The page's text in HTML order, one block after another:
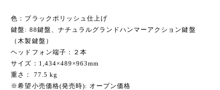
色：ブラックポリッシュ仕上げ
鍵盤: 88鍵盤、ナチュラルグランドハンマーアクション鍵盤
（木製鍵盤）
ヘッドフォン端子：２本
サイズ：1,434×489×963mm
重さ： 77.5 kg
※希望小売価格(発売時): オープン価格